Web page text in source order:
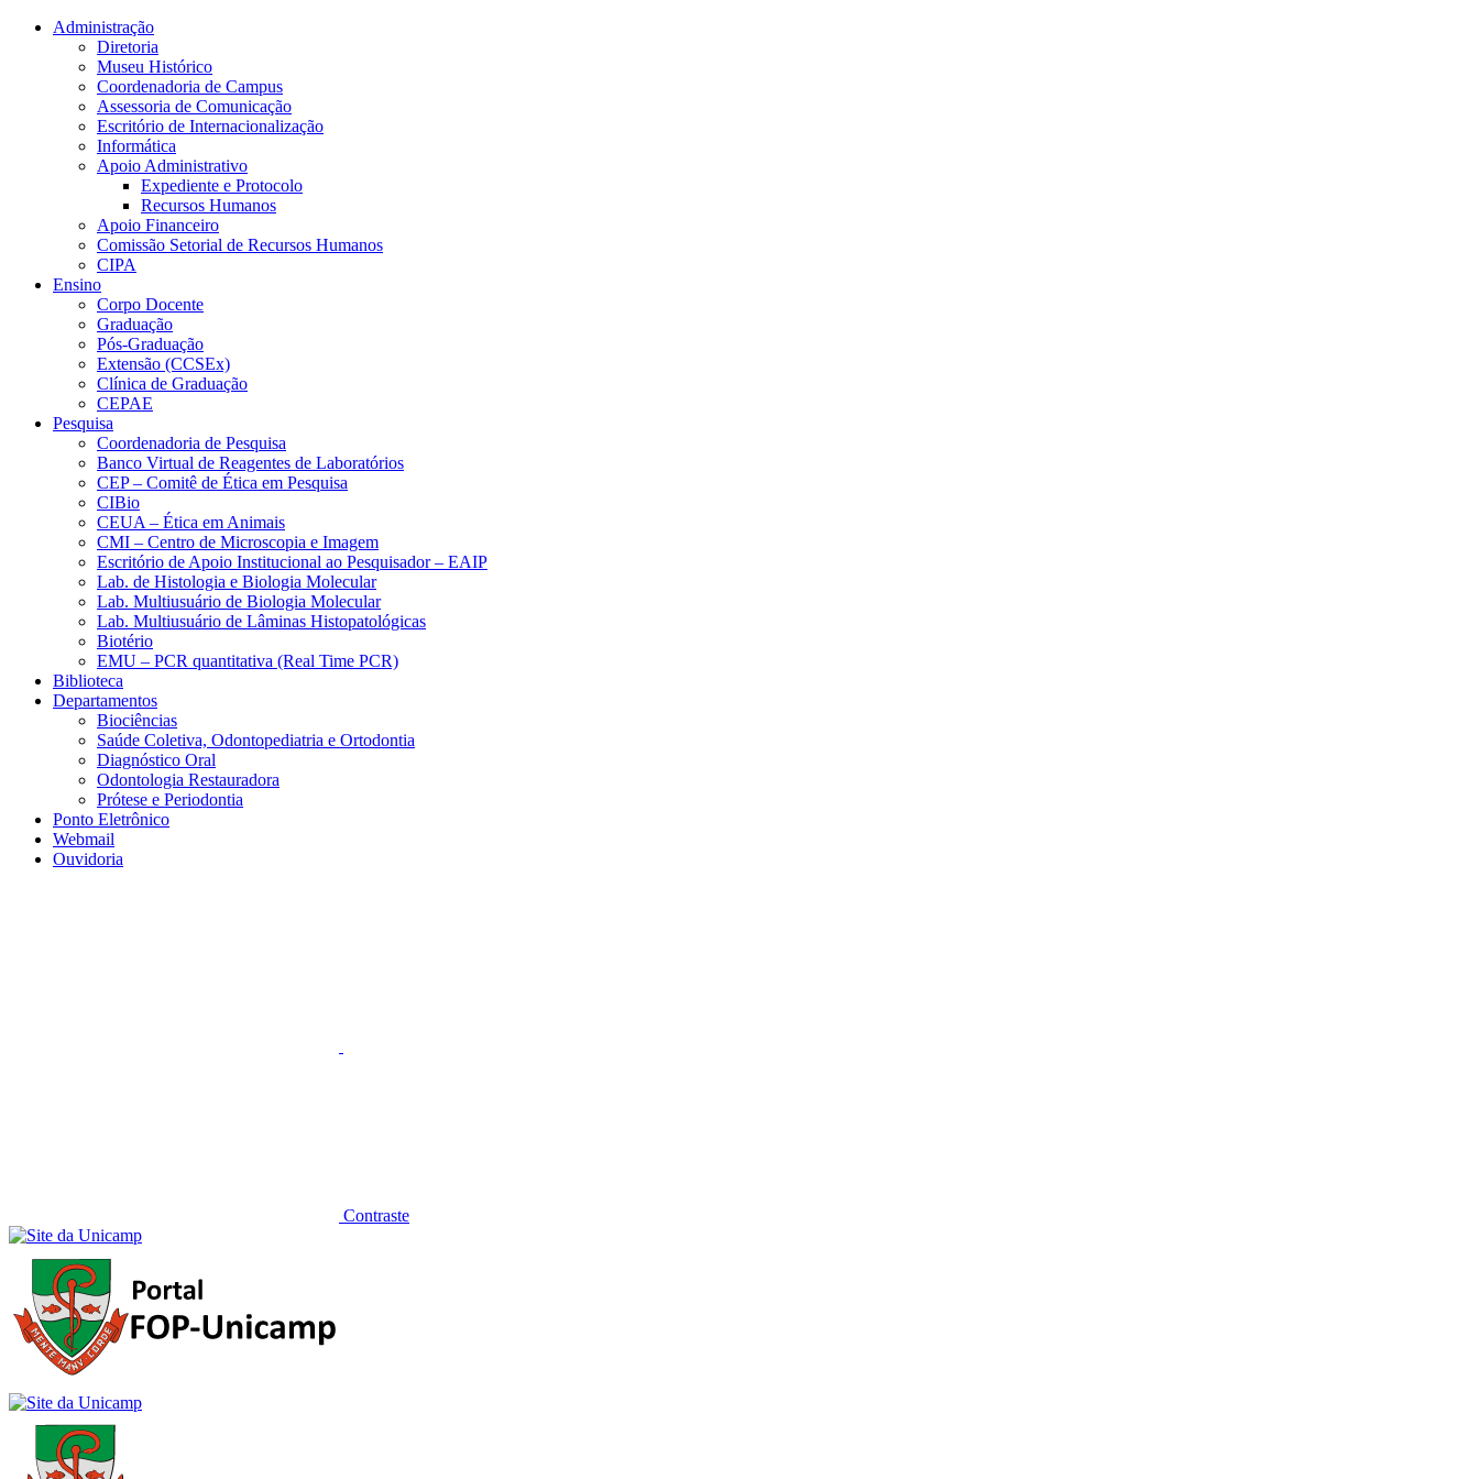
Conteúdo principal Menu principal
Administração
Diretoria
Museu Histórico
Coordenadoria de Campus
Assessoria de Comunicação
Escritório de Internacionalização
Informática
Apoio Administrativo
Expediente e Protocolo
Recursos Humanos
Apoio Financeiro
Comissão Setorial de Recursos Humanos
CIPA
Ensino
Corpo Docente
Graduação
Pós-Graduação
Extensão (CCSEx)
Clínica de Graduação
CEPAE
Pesquisa
Coordenadoria de Pesquisa
Banco Virtual de Reagentes de Laboratórios
CEP – Comitê de Ética em Pesquisa
CIBio
CEUA – Ética em Animais
CMI – Centro de Microscopia e Imagem
Escritório de Apoio Institucional ao Pesquisador – EAIP
Lab. de Histologia e Biologia Molecular
Lab. Multiusuário de Biologia Molecular
Lab. Multiusuário de Lâminas Histopatológicas
Biotério
EMU – PCR quantitativa (Real Time PCR)
Biblioteca
Departamentos
Biociências
Saúde Coletiva, Odontopediatria e Ortodontia
Diagnóstico Oral
Odontologia Restauradora
Prótese e Periodontia
Ponto Eletrônico
Webmail
Ouvidoria
Contraste